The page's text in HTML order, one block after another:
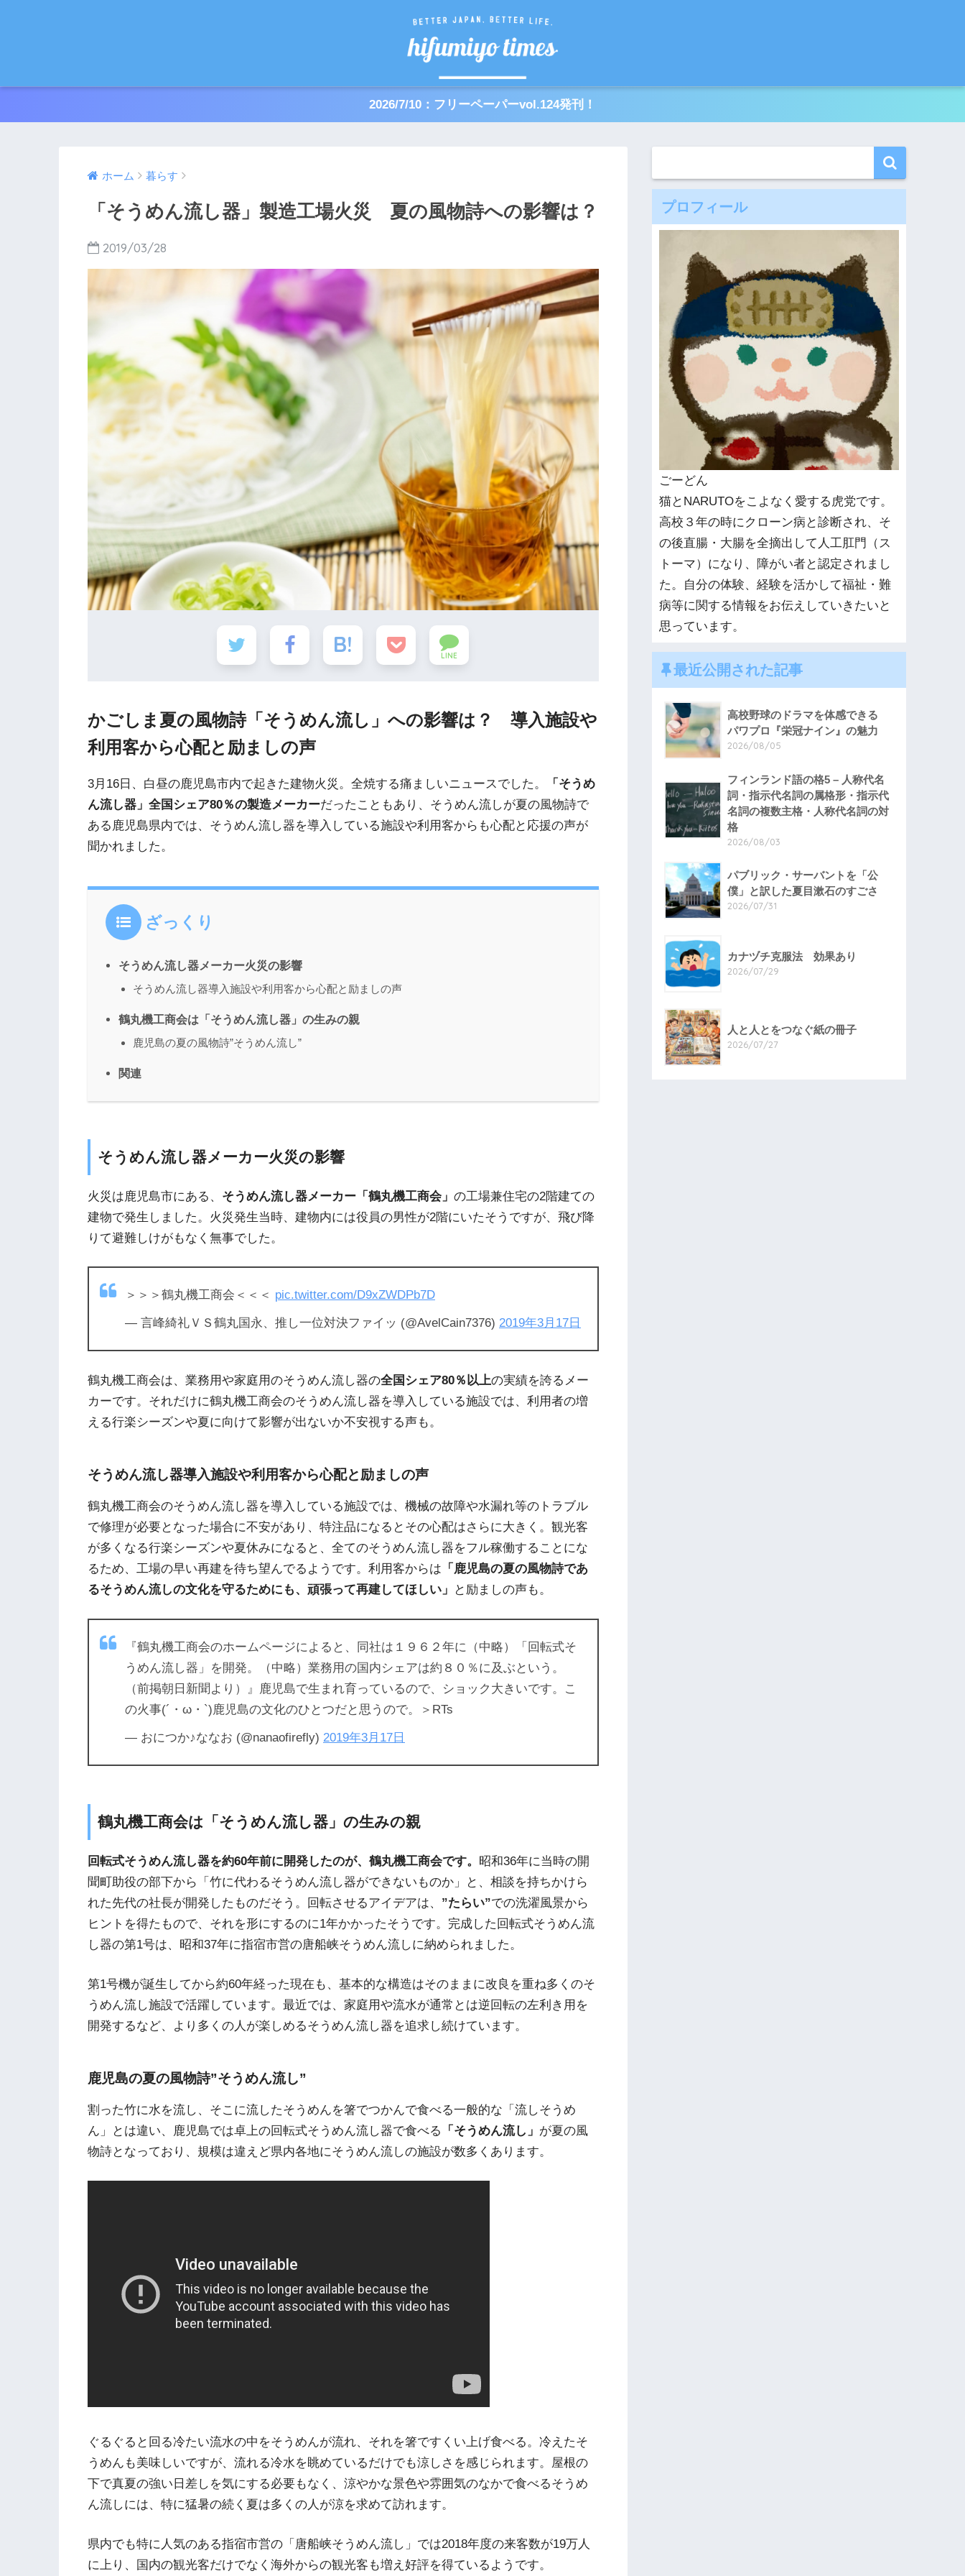
2026/7/10：フリーペーパーvol.124発刊！
ホーム 暮らす
「そうめん流し器」製造工場火災 夏の風物詩への影響は？
2019/03/28
LINE
かごしま夏の風物詩「そうめん流し」への影響は？ 導入施設や
利用客から心配と励ましの声
3月16日、白昼の鹿児島市内で起きた建物火災。全焼する痛ましいニュースでした。
「そうめ
ん流し器」全国シェア80％の製造メーカーだったこともあり、そうめん流しが夏の風物詩で
ある鹿児島県内では、そうめん流し器を導入している施設や利用客からも心配と応援の声が
聞かれました。
ざっくり
そうめん流し器メーカー火災の影響
そうめん流し器導入施設や利用客から心配と励ましの声
鶴丸機工商会は「そうめん流し器」の生みの親
鹿児島の夏の風物詩”そうめん流し”
関連
そうめん流し器メーカー火災の影響
火災は鹿児島市にある、 そうめん流し器メーカー「鶴丸機工商会」 の工場兼住宅の2階建ての
建物で発生しました。火災発生当時、建物内には役員の男性が2階にいたそうですが、飛び降
りて避難しけがもなく無事でした。
＞＞＞鶴丸機工商会＜＜＜ pic.twitter.com/D9xZWDPb7D
— 言峰綺礼ＶＳ鶴丸国永、推し一位対決ファイッ (@AvelCain7376) 2019年3月17日
鶴丸機工商会は、業務用や家庭用のそうめん流し器の全国シェア80％以上の実績を誇るメー
カーです。それだけに鶴丸機工商会のそうめん流し器を導入している施設では、利用者の増
える行楽シーズンや夏に向けて影響が出ないか不安視する声も。
そうめん流し器導入施設や利用客から心配と励ましの声
鶴丸機工商会のそうめん流し器を導入している施設では、機械の故障や水漏れ等のトラブル
で修理が必要となった場合に不安があり、特注品になるとその心配はさらに大きく。観光客
が多くなる行楽シーズンや夏休みになると、全てのそうめん流し器をフル稼働することにな
るため、工場の早い再建を待ち望んでるようです。利用客からは 「鹿児島の夏の風物詩であ
るそうめん流しの文化を守るためにも、頑張って再建してほしい」
と励ましの声も。
『鶴丸機工商会のホームページによると、同社は１９６２年に（中略）「回転式そ
うめん流し器」を開発。（中略）業務用の国内シェアは約８０％に及ぶという。
（前掲朝日新聞より）』鹿児島で生まれ育っているので、ショック大きいです。こ
の火事(´・ω・`)鹿児島の文化のひとつだと思うので。＞RTs
— おにつか♪ななお (@nanaofirefly) 2019年3月17日
鶴丸機工商会は「そうめん流し器」の生みの親
回転式そうめん流し器を約60年前に開発したのが、鶴丸機工商会です。 昭和36年に当時の開
聞町助役の部下から「竹に代わるそうめん流し器ができないものか」と、相談を持ちかけら
れた先代の社長が開発したものだそう。回転させるアイデアは、 ”たらい”での洗濯風景から
ヒントを得たもので、それを形にするのに1年かかったそうです。完成した回転式そうめん流
し器の第1号は、昭和37年に指宿市営の唐船峡そうめん流しに納められました。
第1号機が誕生してから約60年経った現在も、基本的な構造はそのままに改良を重ね多くのそ
うめん流し施設で活躍しています。最近では、家庭用や流水が通常とは逆回転の左利き用を
開発するなど、より多くの人が楽しめるそうめん流し器を追求し続けています。
鹿児島の夏の風物詩”そうめん流し”
割った竹に水を流し、そこに流したそうめんを箸でつかんで食べる一般的な「流しそうめ
ん」とは違い、鹿児島では卓上の回転式そうめん流し器で食べる
「そうめん流し」 が夏の風
物詩となっており、規模は違えど県内各地にそうめん流しの施設が数多くあります。
ぐるぐると回る冷たい流水の中をそうめんが流れ、それを箸ですくい上げ食べる。冷えたそ
うめんも美味しいですが、流れる冷水を眺めているだけでも涼しさを感じられます。屋根の
下で真夏の強い日差しを気にする必要もなく、涼やかな景色や雰囲気のなかで食べるそうめ
ん流しには、特に猛暑の続く夏は多くの人が涼を求めて訪れます。
県内でも特に人気のある指宿市営の「唐船峡そうめん流し」では2018年度の来客数が19万人
に上り、国内の観光客だけでなく海外からの観光客も増え好評を得ているようです。
プロフィール
ごーどん
猫とNARUTOをこよなく愛する虎党です。
高校３年の時にクローン病と診断され、そ
の後直腸・大腸を全摘出して人工肛門（ス
トーマ）になり、障がい者と認定されまし
た。自分の体験、経験を活かして福祉・難
病等に関する情報をお伝えしていきたいと
思っています。
最近公開された記事
高校野球のドラマを体感できる
パワプロ『栄冠ナイン』の魅力
2026/08/05
フィンランド語の格5 – 人称代名
詞・指示代名詞の属格形・指示代
名詞の複数主格・人称代名詞の対
格
2026/08/03
パブリック・サーバントを「公
僕」と訳した夏目漱石のすごさ
2026/07/31
カナヅチ克服法 効果あり
2026/07/29
人と人とをつなぐ紙の冊子
2026/07/27